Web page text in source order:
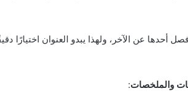
عن الآخر، ولهذا يبدو العنوان اختيارًا
والملخصات: